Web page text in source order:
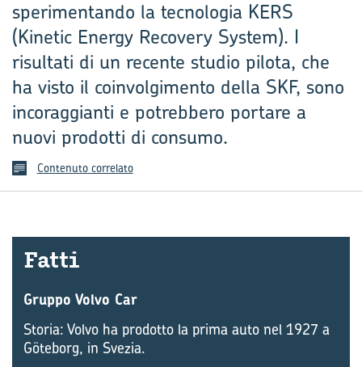
sperimentando la tecnologia KERS
(Kinetic Energy Recovery System). I
risultati di un recente studio pilota, che
ha visto il coinvolgimento della SKF, sono
incoraggianti e potrebbero portare a
nuovi prodotti di consumo.
Contenuto correlato
Fatti
Gruppo Volvo Car
Storia: Volvo ha prodotto la prima auto nel 1927 a
Göteborg, in Svezia.